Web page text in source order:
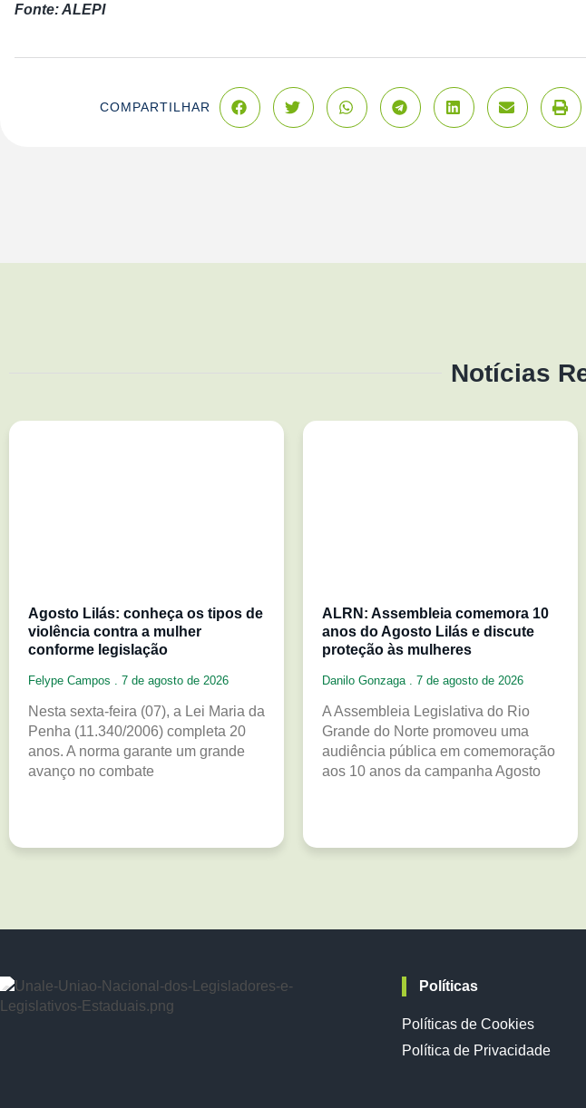
Fonte: ALEPI
COMPARTILHAR
Notícias
Agosto Lilás: conheça os tipos de
violência contra a mulher
conforme legislação
Felype Campos 7 de agosto de 2026
Nesta sexta-feira (07), a Lei Maria da
Penha (11.340/2006) completa 20
anos. A norma garante um grande
avanço no combate
ALRN: Assembleia comemora 10
anos do Agosto Lilás e discute
proteção às mulheres
Danilo Gonzaga 7 de agosto de 2026
A Assembleia Legislativa do Rio
Grande do Norte promoveu uma
audiência pública em comemoração
aos 10 anos da campanha Agosto
Políticas
Políticas de Cookies
Política de Privacidade